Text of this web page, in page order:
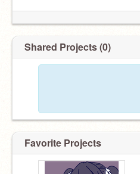
Shared Projects (0)
Favorite Projects